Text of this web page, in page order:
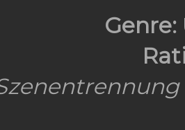
Genre: